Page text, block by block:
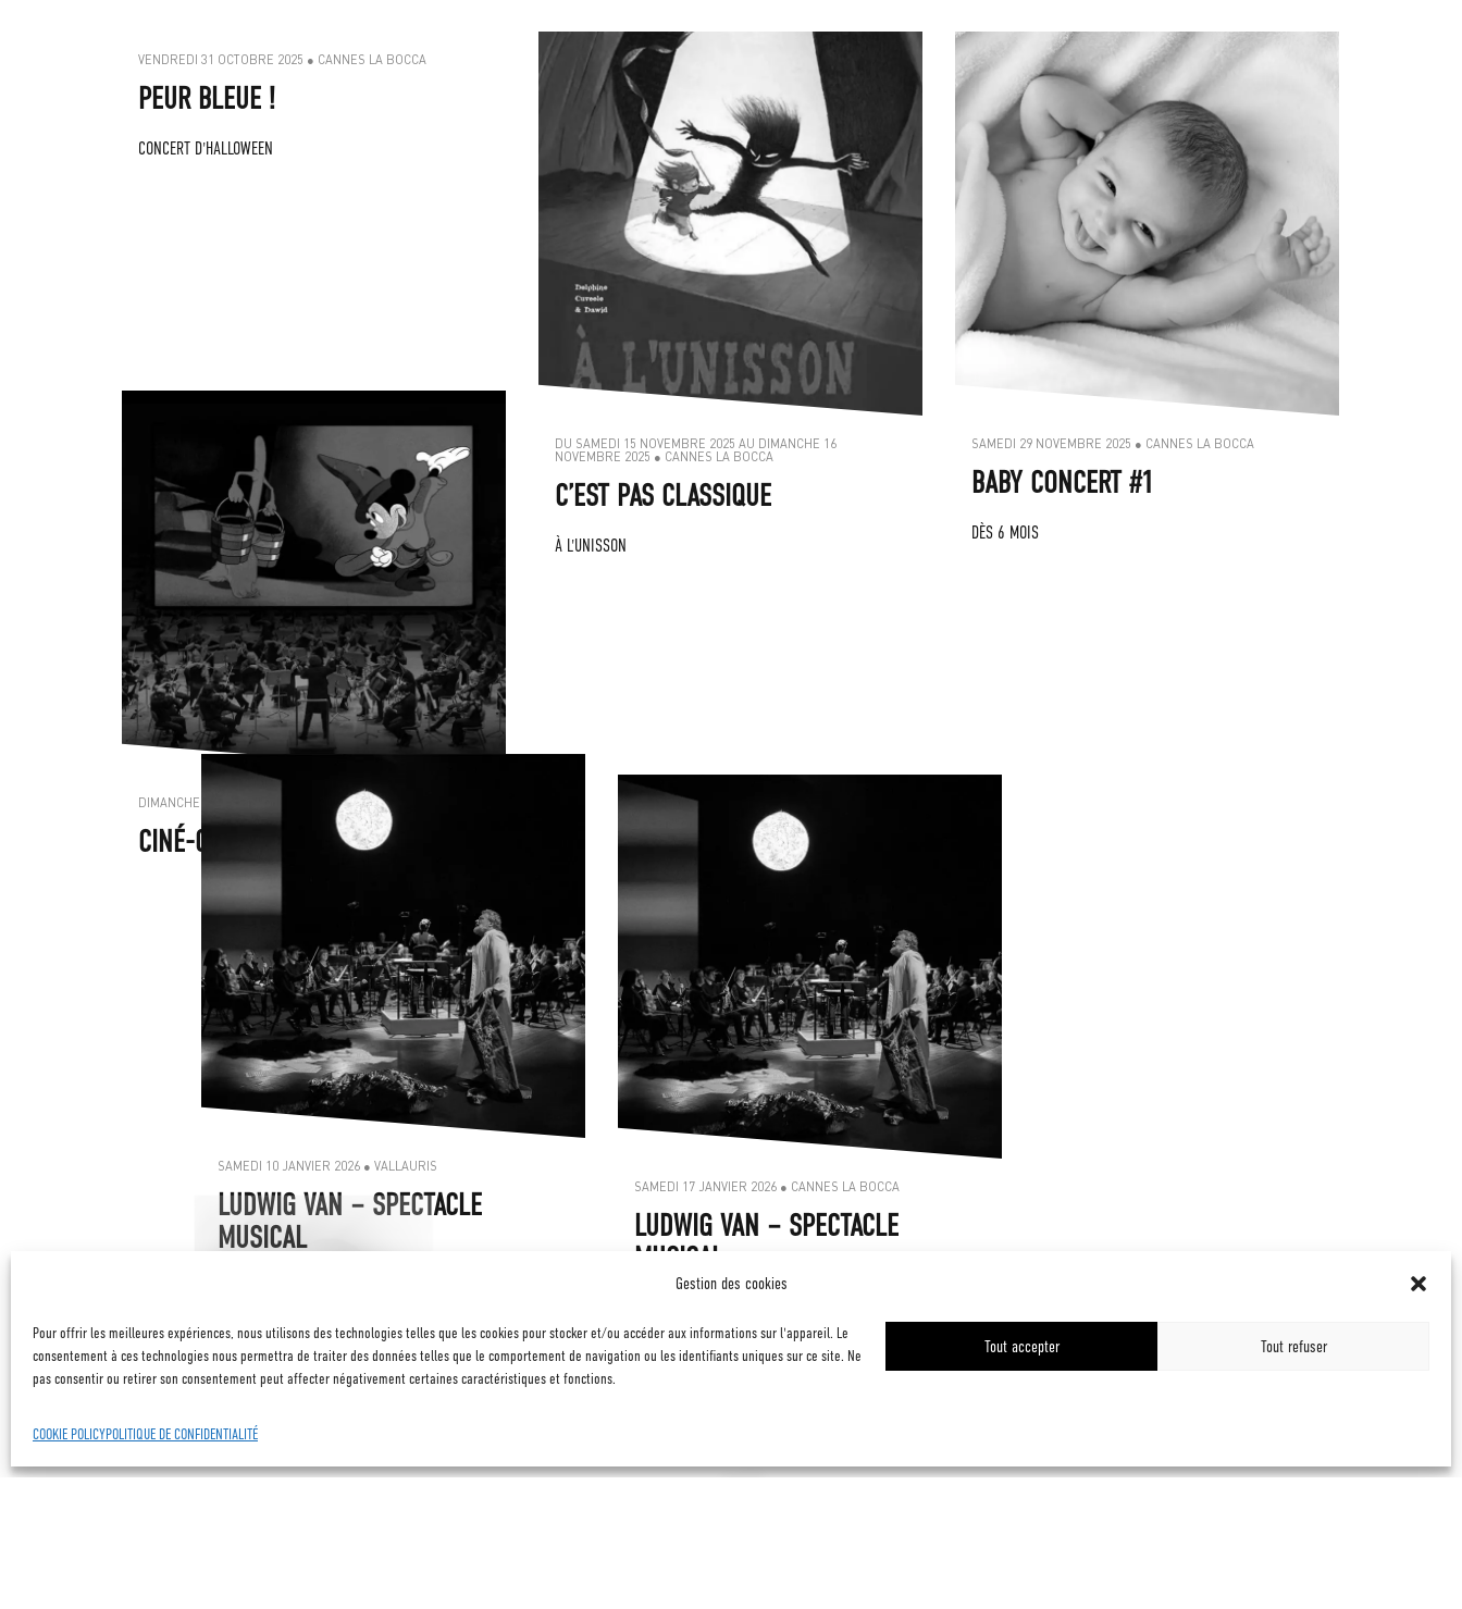
Gestion des cookies
Pour offrir les meilleures expériences, nous utilisons des technologies telles que les cookies pour stocker et/ou accéder aux informations sur l'appareil. Le
consentement à ces technologies nous permettra de traiter des données telles que le comportement de navigation ou les identifiants uniques sur ce site. Ne
pas consentir ou retirer son consentement peut affecter négativement certaines caractéristiques et fonctions.
Tout accepter Tout refuser
COOKIE POLICYPOLITIQUE DE CONFIDENTIALITÉ
VENDREDI 31 OCTOBRE 2025 ● CANNES LA BOCCA
PEUR BLEUE !
CONCERT D'HALLOWEEN
DU SAMEDI 15 NOVEMBRE 2025 AU DIMANCHE 16
NOVEMBRE 2025 ● CANNES LA BOCCA
C’EST PAS CLASSIQUE
À L'UNISSON
SAMEDI 29 NOVEMBRE 2025 ● CANNES LA BOCCA
BABY CONCERT #1
DÈS 6 MOIS
DIMANCHE 14 DÉCEMBRE 2025 ● CANNES
CINÉ-CONCERT FANTASIA
SAMEDI 10 JANVIER 2026 ● VALLAURIS
LUDWIG VAN – SPECTACLE
MUSICAL